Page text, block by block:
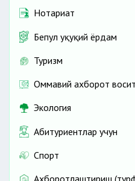
Нотариат
Бепул ҳуқуқий ёрдам
Туризм
Оммавий ахборот
Экология
Абитуриентлар учун
Спорт